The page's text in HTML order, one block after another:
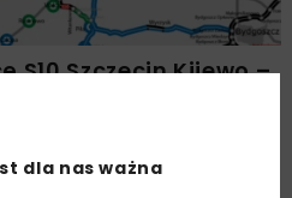
S10 Szczecin Kijewo –
dla nas ważna